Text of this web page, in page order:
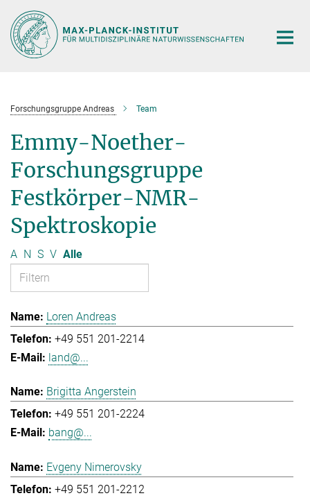
Hauptinhalt
Forschungsgruppe Andreas Team
Emmy-Noether-
Forschungsgruppe
Festkörper-NMR-
Spektroskopie
A N S V Alle
Loren Andreas
+49 551 201-2214
land@...
Brigitta Angerstein
+49 551 201-2224
bang@...
Evgeny Nimerovsky
+49 551 201-2212